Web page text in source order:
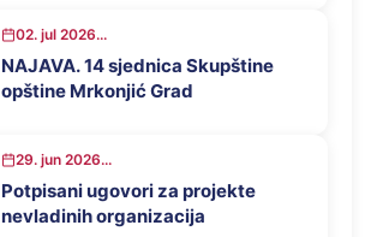
02. jul 2026...
NAJAVA. 14 sjednica Skupštine
opštine Mrkonjić Grad
29. jun 2026...
Potpisani ugovori za projekte
nevladinih organizacija